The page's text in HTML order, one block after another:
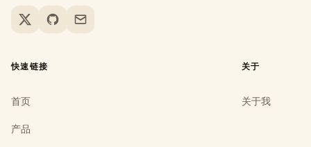
X GitHubEmail
快速链接
首页
产品
关于
关于我